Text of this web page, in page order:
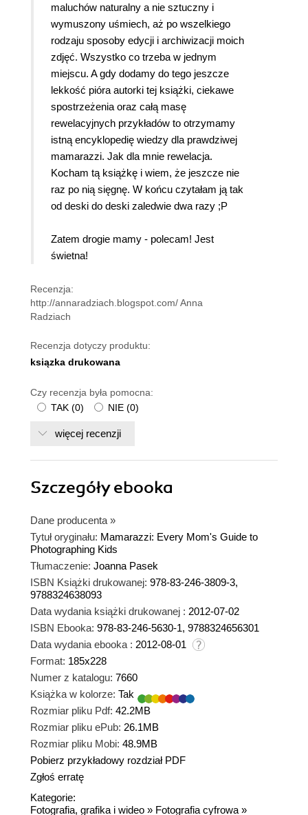
maluchów naturalny a nie sztuczny i
wymuszony uśmiech, aż po wszelkiego
rodzaju sposoby edycji i archiwizacji moich
zdjęć. Wszystko co trzeba w jednym
miejscu. A gdy dodamy do tego jeszcze
lekkość pióra autorki tej książki, ciekawe
spostrzeżenia oraz całą masę
rewelacyjnych przykładów to otrzymamy
istną encyklopedię wiedzy dla prawdziwej
mamarazzi. Jak dla mnie rewelacja.
Kocham tą książkę i wiem, że jeszcze nie
raz po nią sięgnę. W końcu czytałam ją tak
od deski do deski zaledwie dwa razy ;P
Zatem drogie mamy - polecam! Jest
świetna!
Recenzja:
http://annaradziach.blogspot.com/ Anna
Radziach
Recenzja dotyczy produktu:
ksiązka drukowana
Czy recenzja była pomocna:
TAK (0) NIE (0)
więcej recenzji
Szczegółyebooka
Dane producenta »
Tytuł oryginału: Mamarazzi: Every Mom's Guide to
Photographing Kids
Tłumaczenie: Joanna Pasek
ISBN Książki drukowanej: 978-83-246-3809-3,
9788324638093
Data wydania książki drukowanej : 2012-07-02
ISBN Ebooka: 978-83-246-5630-1, 9788324656301
Data wydania ebooka : 2012-08-01
Format: 185x228
Numer z katalogu: 7660
Książka w kolorze: Tak
Rozmiar pliku Pdf: 42.2MB
Rozmiar pliku ePub: 26.1MB
Rozmiar pliku Mobi: 48.9MB
Pobierz przykładowy rozdział PDF
Zgłoś erratę
Kategorie:
Fotografia, grafika i wideo » Fotografia cyfrowa »